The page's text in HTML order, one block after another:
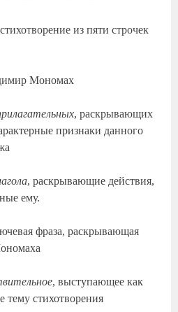
из пяти строчек
Мономах
, раскрывающих
признаки данного
, раскрывающие действия,
ему.
фраза, раскрывающая
, выступающее как
тему стихотворения